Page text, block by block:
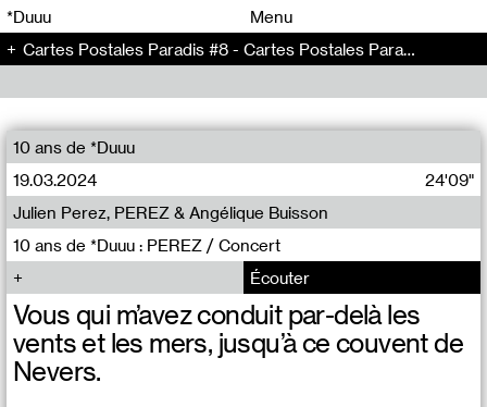
*Duuu
Menu
Cartes Postales Paradis #8 - Cartes Postales Paradis (8)
10 ans de *Duuu
19.03.2024
24'09"
10 ans de *Duuu : PEREZ / Concert
Julien Perez, PEREZ & Angélique Buisson
Écouter
Vous qui m’avez conduit par-delà les
vents et les mers, jusqu’à ce couvent de
Nevers.
00 00
00 00